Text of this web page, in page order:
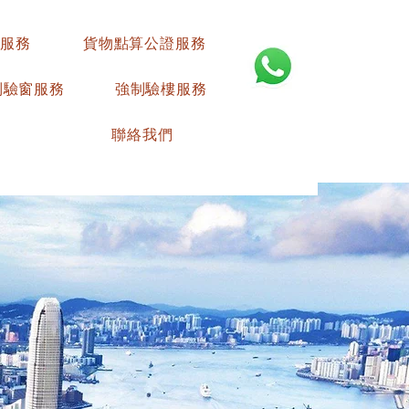
務 貨物點算公證服務
窗服務 強制驗樓服務
聯絡我們